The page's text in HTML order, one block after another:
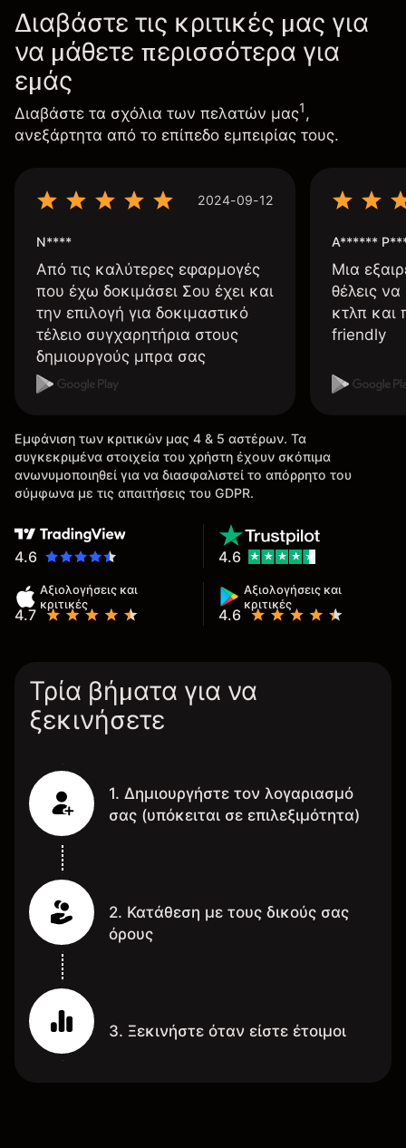
Διαβάστε τις κριτικές μας για
να μάθετε περισσότερα για
εμάς
Διαβάστε τα σχόλια των πελατών μας1,
ανεξάρτητα από το επίπεδο εμπειρίας τους.
2024-09-12
N****
Από τις καλύτερες εφαρμογές
που έχω δοκιμάσει Σου έχει και
την επιλογή για δοκιμαστικό
τέλειο συγχαρητήρια στους
δημιουργούς μπρα σας
A******
Μια
θέλεις
κτλπ και
friendly
Εμφάνιση των κριτικών μας 4 & 5 αστέρων. Τα
συγκεκριμένα στοιχεία του χρήστη έχουν σκόπιμα
ανωνυμοποιηθεί για να διασφαλιστεί το απόρρητο του
σύμφωνα με τις απαιτήσεις του GDPR.
4.6
Αξιολογήσεις και
κριτικές
4.7
Αξιολογήσεις και
κριτικές
4.6
4.6
Τρία βήματα για να
ξεκινήσετε
1. Δημιουργήστε τον λογαριασμό
σας (υπόκειται σε επιλεξιμότητα)
2. Κατάθεση με τους δικούς σας
όρους
3. Ξεκινήστε όταν είστε έτοιμοι